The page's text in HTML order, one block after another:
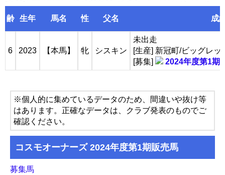
齢 生年 馬名 性 父名 成
6 2023 【本馬】 牝 シスキン
未出走
[生産] 新冠町/ビッグレッ
[募集]
2024年度第1期
※個人的に集めているデータのため、間違いや抜け等
はあります。正確なデータは、クラブ発表のものでご
確認ください。
コスモオーナーズ 2024年度第1期販売馬
募集馬